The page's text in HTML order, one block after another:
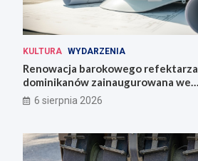
KULTURA WYDARZENIA
Renowacja barokowego refektarza
dominikanów zainaugurowana we
Wrocławiu
6 sierpnia 2026